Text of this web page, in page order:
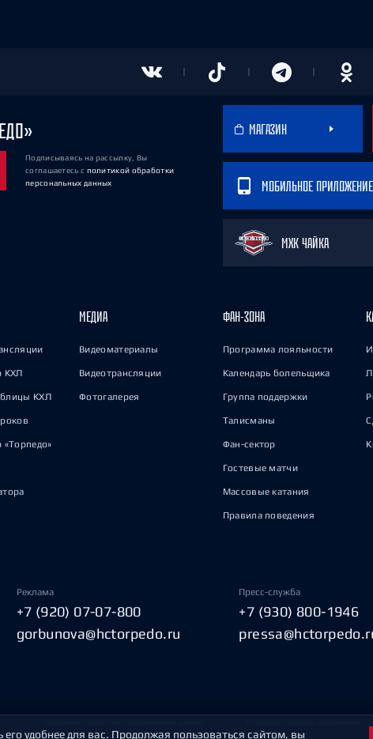
Подписываясь на рассылку, Вы
соглашаетесь с политикой обработки
персональных данных
МАГАЗИН
МОБИЛЬНОЕ ПРИЛОЖЕНИЕ
МХК ЧАЙКА
КХЛ
КХЛ
«Торпедо»
МЕДИА
Видеоматериалы
Видеотрансляции
Фотогалерея
ФАН-ЗОНА
Программа лояльности
Календарь болельщика
Группа поддержки
Талисманы
Фан-сектор
Гостевые матчи
Массовые катания
Правила поведения
Реклама
+7 (920) 07-07-800
gorbunova@hctorpedo.ru
Пресс-служба
+7 (930) 800-1946
удобнее для вас. Продолжая пользоваться сайтом, вы